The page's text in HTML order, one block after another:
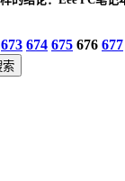
673 674 675 676 677